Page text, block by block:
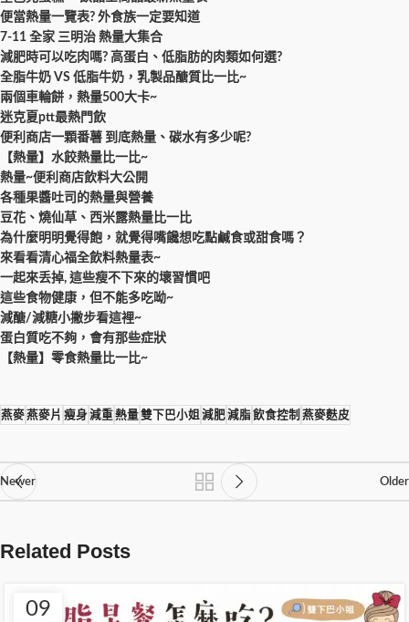
便當熱量一覽表? 外食族一定要知道
7-11 全家 三明治 熱量大集合
減肥時可以吃肉嗎? 高蛋白、低脂肪的肉類如何選?
全脂牛奶 VS 低脂牛奶，乳製品醣質比一比~
兩個車輪餅，熱量500大卡~
迷克夏ptt最熱門飲
便利商店一顆番薯 到底熱量、碳水有多少呢?
【熱量】水餃熱量比一比~
熱量~便利商店飲料大公開
各種果醬吐司的熱量與營養
豆花、燒仙草、西米露熱量比一比
為什麼明明覺得飽，就覺得嘴饞想吃點鹹食或甜食嗎？
來看看清心福全飲料熱量表~
一起來丢掉, 這些瘦不下來的壞習慣吧
這些食物健康，但不能多吃呦~
減醣/減糖小撇步看這裡~
蛋白質吃不夠，會有那些症狀
【熱量】零食熱量比一比~
燕麥燕麥片 瘦身減重熱量雙下巴小姐 減肥減脂飲食控制 燕麥麩皮
Newer Older
Related Posts
09